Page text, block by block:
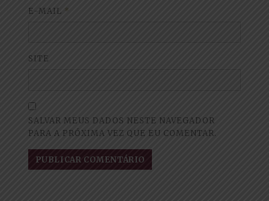
E-MAIL *
SITE
SALVAR MEUS DADOS NESTE NAVEGADOR
PARA A PRÓXIMA VEZ QUE EU COMENTAR.